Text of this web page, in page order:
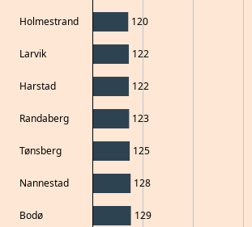
Holmestrand
Larvik
Harstad
Randaberg
Tønsberg
Nannestad
Bodø
120
122
122
123
125
128
129